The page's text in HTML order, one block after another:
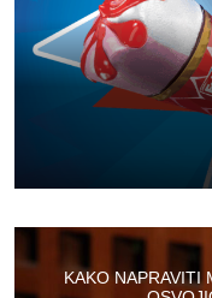
KAKO NAPRAVITI